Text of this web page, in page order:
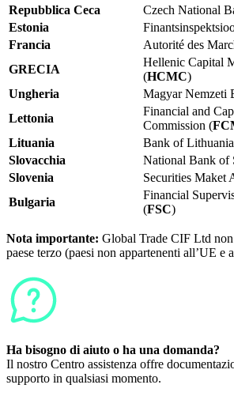
Repubblica Ceca
Czech National
Estonia
Francia
Autorité des
GRECIA
Hellenic Capital
(HCMC)
Ungheria
Magyar Nemzeti
Lettonia
Financial and
Commission (
Lituania
Bank of
Slovacchia
National Bank of
Slovenia
Securities Maket
Bulgaria
Financial
(FSC)
Nota importante: Global Trade CIF Ltd
paese terzo (paesi non appartenenti all’UE e
Ha bisogno di aiuto o ha una domanda?
Il nostro Centro assistenza offre
supporto in qualsiasi momento.